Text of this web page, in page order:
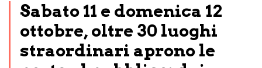
Sabato 11 e domenica 12
ottobre, oltre 30 luoghi
straordinari aprono le